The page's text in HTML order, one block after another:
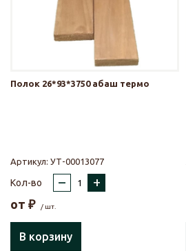
Полок 26*93*3750 абаш термо
Артикул: УТ-00013077
Кол-во – +
от ₽ / шт.
В корзину